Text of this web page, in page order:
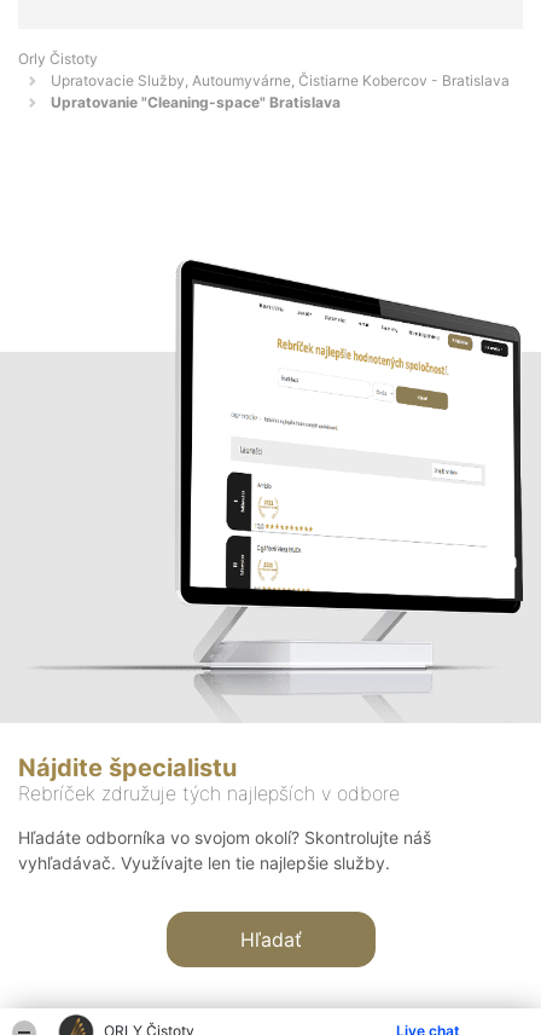
ORLY Čistoty Live chat
Orly Čistoty
Upratovacie Služby, Autoumyvárne, Čistiarne Kobercov - Bratislava
Upratovanie "Cleaning-space" Bratislava
Nájdite špecialistu
Rebríček združuje tých najlepších v odbore
Hľadáte odborníka vo svojom okolí? Skontrolujte náš
vyhľadávač. Využívajte len tie najlepšie služby.
Hľadať